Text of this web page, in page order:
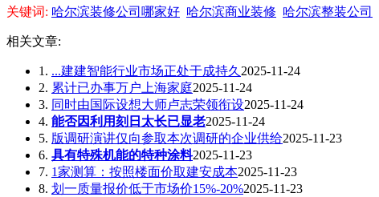
关键词: 哈尔滨装修公司哪家好 哈尔滨商业装修 哈尔滨整装公司
相关文章:
1. ...建建智能行业市场正处于成持久 2025-11-24
2. 累计已办事万户上海家庭2025-11-24
3. 同时由国际设想大师卢志荣领衔设2025-11-24
4. 能否因利用刻日太长已显老2025-11-24
5. 版调研演讲仅向参取本次调研的企业供给2025-11-23
6. 具有特殊机能的特种涂料2025-11-23
7. 1家测算：按照楼面价取建安成本2025-11-23
8. 划一质量报价低于市场价15%-20%2025-11-23